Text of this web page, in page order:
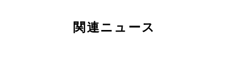
関連ニュース